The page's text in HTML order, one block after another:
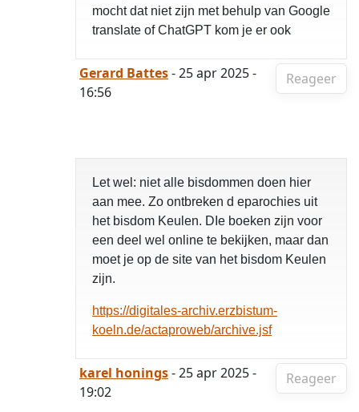
mocht dat niet zijn met behulp van Google
translate of ChatGPT kom je er ook
Reageer
Gerard Battes- 25 apr 2025 -
16:56
Let wel: niet alle bisdommen doen hier
aan mee. Zo ontbreken d eparochies uit
het bisdom Keulen. DIe boeken zijn voor
een deel wel online te bekijken, maar dan
moet je op de site van het bisdom Keulen
zijn.
https://digitales-archiv.erzbistum-
koeln.de/actaproweb/archive.jsf
Reageer
karel honings- 25 apr 2025 -
19:02